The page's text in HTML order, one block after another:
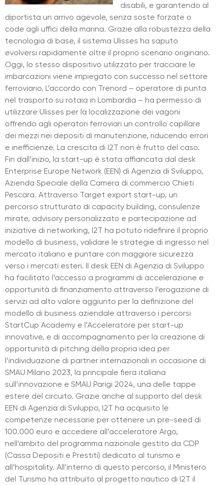
disabili, e garantendo al
diportista un arrivo agevole, senza soste forzate o
code agli uffici della marina. Grazie alla robustezza della
tecnologia di base, il sistema Ulisses ha saputo
evolversi rapidamente oltre il proprio scenario originario.
Oggi, lo stesso dispositivo utilizzato per tracciare le
imbarcazioni viene impiegato con successo nel settore
ferroviario. L’accordo con Trenord – operatore di punta
nel trasporto su rotaia in Lombardia – ha permesso di
utilizzare Ulisses per la localizzazione dei vagoni
offrendo agli operatori ferroviari un controllo capillare
dei mezzi nei depositi di manutenzione, riducendo errori
e inefficienze. La crescita di I2T non è frutto del caso.
Fin dall’inizio, la start-up è stata affiancata dal desk
Enterprise Europe Network (EEN) di Agenzia di Sviluppo,
Azienda Speciale della Camera di commercio Chieti
Pescara. Attraverso Target export start-up, un
percorso strutturato di capacity building, consulenze
mirate, advisory personalizzato e partecipazione ad
iniziative di networking, I2T ha potuto ridefinire il proprio
modello di business, validare le strategie di ingresso nel
mercato italiano e puntare con maggiore sicurezza
verso i mercati esteri. Il desk EEN di Agenzia di Sviluppo
ha facilitato l’accesso a programmi di accelerazione e
opportunità di finanziamento attraverso l’erogazione di
servizi ad alto valore aggiunto per la definizione del
modello di business aziendale attraverso i percorsi
StartCup Academy e l’Acceleratore per start-up
innovative, e di accompagnamento per la creazione di
opportunità di pitching della propria idea per
l’individuazione di partner internazionali in occasione di
SMAU Milano 2023, la principale fiera italiana
sull’innovazione e SMAU Parigi 2024, una delle tappe
estere del circuito. Grazie anche al supporto del desk
EEN di Agenzia di Sviluppo, I2T ha acquisito le
competenze necessarie per ottenere un pre-seed di
100.000 euro e accedere all’acceleratore Argo,
nell’ambito del programma nazionale gestito da CDP
(Cassa Depositi e Prestiti) dedicato al turismo e
all’hospitality. All’interno di questo percorso, il Ministero
del Turismo ha attribuito al progetto nautico di I2T il